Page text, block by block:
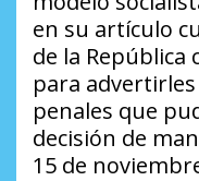
en su artículo
de la
para advertirles
penales que
decisión de
15 de